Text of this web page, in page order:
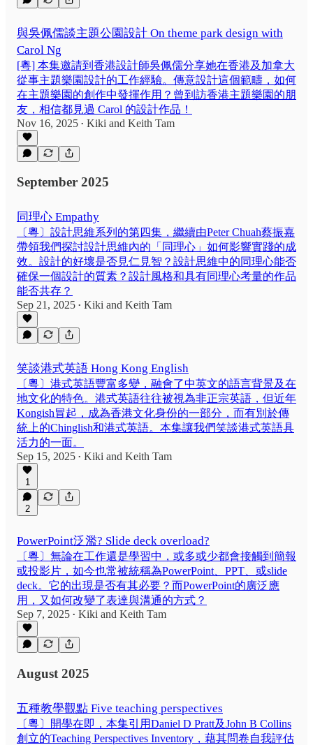
與吳佩儒談主題公園設計 On theme park design with
Carol Ng
[粵] 本集邀請到香港設計師吳佩儒分享她在香港及加拿大
從事主題樂園設計的工作經驗。傳意設計這個範疇，如何
在主題樂園的創作中發揮作用？曾到訪香港主題樂園的朋
友，相信都見過 Carol 的設計作品！
Nov 16, 2025 • Kiki and Keith Tam
September 2025
同理心 Empathy
〔粵〕設計思維系列的第四集，繼續由Peter Chuah蔡振嘉
帶領我們探討設計思維內的「同理心」如何影響實踐的成
效。設計的好壞是否見仁見智？設計思維中的同理心能否
確保一個設計的質素？設計風格和具有同理心考量的作品
能否共存？
Sep 21, 2025 • Kiki and Keith Tam
笑談港式英語 Hong Kong English
〔粵〕港式英語豐富多變，融會了中英文的語言背景及在
地文化的特色。港式英語往往被視為非正宗英語，但近年
Kongish冒起，成為香港文化身份的一部分，而有別於傳
統上的Chinglish和港式英語。本集讓我們笑談港式英語具
活力的一面。
Sep 15, 2025 • Kiki and Keith Tam
1
2
PowerPoint泛濫? Slide deck overload?
〔粵〕無論在工作還是學習中，或多或少都會接觸到簡報
或投影片，如今也常被統稱為PowerPoint、PPT、或slide
deck。它的出現是否有其必要？而PowerPoint的廣泛應
用，又如何改變了表達與溝通的方式？
Sep 7, 2025 • Kiki and Keith Tam
August 2025
五種教學觀點 Five teaching perspectives
〔粵〕開學在即，本集引用Daniel D Pratt及John B Collins
創立的Teaching Perspectives Inventory，藉其問卷自我評估